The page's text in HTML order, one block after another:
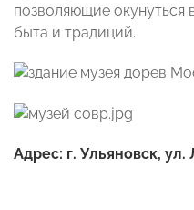
позволяющие окунуться
быта и традиций.
Адрес: г. Ульяновск, ул.